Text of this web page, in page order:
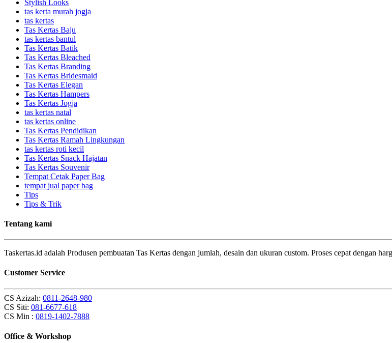
Stylish Looks
tas kerta murah jogja
tas kertas
Tas Kertas Baju
tas kertas bantul
Tas Kertas Batik
Tas Kertas Bleached
Tas Kertas Branding
Tas Kertas Bridesmaid
Tas Kertas Elegan
Tas Kertas Hampers
Tas Kertas Jogja
tas kertas natal
tas kertas online
Tas Kertas Pendidikan
Tas Kertas Ramah Lingkungan
tas kertas roti kecil
Tas Kertas Snack Hajatan
Tas Kertas Souvenir
Tempat Cetak Paper Bag
tempat jual paper bag
Tips
Tips & Trik
Tentang kami
Taskertas.id adalah Produsen pembuatan Tas Kertas dengan jumlah, desain dan ukuran custom. Proses cepat dengan
Customer Service
CS Azizah: 0811-2648-980
CS Siti: 081-6677-618
CS Min : 0819-1402-7888
Office & Workshop